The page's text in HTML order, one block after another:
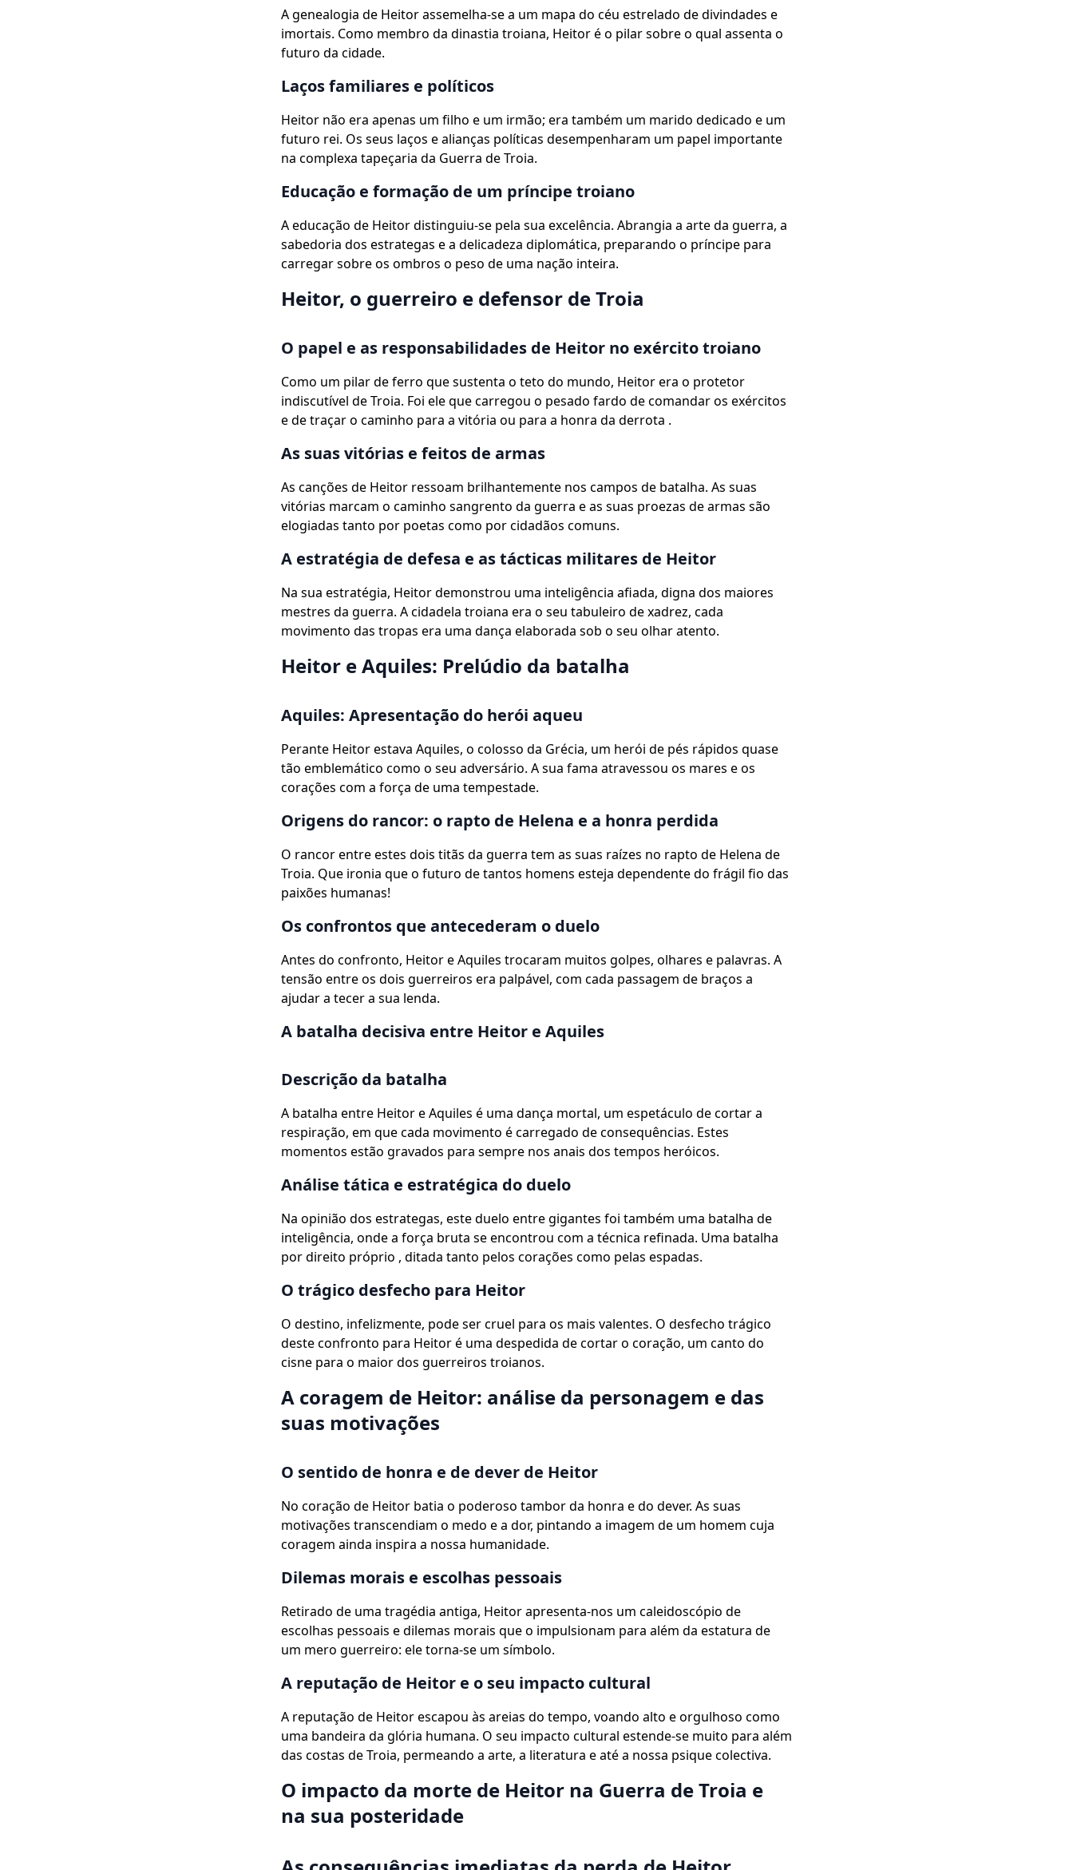
A genealogia de Heitor assemelha-se a um mapa do céu estrelado de divindades e
imortais. Como membro da dinastia troiana, Heitor é o pilar sobre o qual assenta o
futuro da cidade.
Laços familiares e políticos
Heitor não era apenas um filho e um irmão; era também um marido dedicado e um
futuro rei. Os seus laços e alianças políticas desempenharam um papel importante
na complexa tapeçaria da Guerra de Troia.
Educação e formação de um príncipe troiano
A educação de Heitor distinguiu-se pela sua excelência. Abrangia a arte da guerra, a
sabedoria dos estrategas e a delicadeza diplomática, preparando o príncipe para
carregar sobre os ombros o peso de uma nação inteira.
Heitor, o guerreiro e defensor de Troia
O papel e as responsabilidades de Heitor no exército troiano
Como um pilar de ferro que sustenta o teto do mundo, Heitor era o protetor
indiscutível de Troia. Foi ele que carregou o pesado fardo de comandar os exércitos
e de traçar o caminho para a vitória ou para a honra da derrota .
As suas vitórias e feitos de armas
As canções de Heitor ressoam brilhantemente nos campos de batalha. As suas
vitórias marcam o caminho sangrento da guerra e as suas proezas de armas são
elogiadas tanto por poetas como por cidadãos comuns.
A estratégia de defesa e as tácticas militares de Heitor
Na sua estratégia, Heitor demonstrou uma inteligência afiada, digna dos maiores
mestres da guerra. A cidadela troiana era o seu tabuleiro de xadrez, cada
movimento das tropas era uma dança elaborada sob o seu olhar atento.
Heitor e Aquiles: Prelúdio da batalha
Aquiles: Apresentação do herói aqueu
Perante Heitor estava Aquiles, o colosso da Grécia, um herói de pés rápidos quase
tão emblemático como o seu adversário. A sua fama atravessou os mares e os
corações com a força de uma tempestade.
Origens do rancor: o rapto de Helena e a honra perdida
O rancor entre estes dois titãs da guerra tem as suas raízes no rapto de Helena de
Troia. Que ironia que o futuro de tantos homens esteja dependente do frágil fio das
paixões humanas!
Os confrontos que antecederam o duelo
Antes do confronto, Heitor e Aquiles trocaram muitos golpes, olhares e palavras. A
tensão entre os dois guerreiros era palpável, com cada passagem de braços a
ajudar a tecer a sua lenda.
A batalha decisiva entre Heitor e Aquiles
Descrição da batalha
A batalha entre Heitor e Aquiles é uma dança mortal, um espetáculo de cortar a
respiração, em que cada movimento é carregado de consequências. Estes
momentos estão gravados para sempre nos anais dos tempos heróicos.
Análise tática e estratégica do duelo
Na opinião dos estrategas, este duelo entre gigantes foi também uma batalha de
inteligência, onde a força bruta se encontrou com a técnica refinada. Uma batalha
por direito próprio , ditada tanto pelos corações como pelas espadas.
O trágico desfecho para Heitor
O destino, infelizmente, pode ser cruel para os mais valentes. O desfecho trágico
deste confronto para Heitor é uma despedida de cortar o coração, um canto do
cisne para o maior dos guerreiros troianos.
A coragem de Heitor: análise da personagem e das
suas motivações
O sentido de honra e de dever de Heitor
No coração de Heitor batia o poderoso tambor da honra e do dever. As suas
motivações transcendiam o medo e a dor, pintando a imagem de um homem cuja
coragem ainda inspira a nossa humanidade.
Dilemas morais e escolhas pessoais
Retirado de uma tragédia antiga, Heitor apresenta-nos um caleidoscópio de
escolhas pessoais e dilemas morais que o impulsionam para além da estatura de
um mero guerreiro: ele torna-se um símbolo.
A reputação de Heitor e o seu impacto cultural
A reputação de Heitor escapou às areias do tempo, voando alto e orgulhoso como
uma bandeira da glória humana. O seu impacto cultural estende-se muito para além
das costas de Troia, permeando a arte, a literatura e até a nossa psique colectiva.
O impacto da morte de Heitor na Guerra de Troia e
na sua posteridade